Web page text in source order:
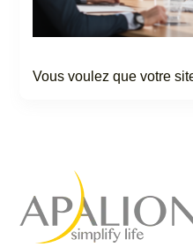
Vous voulez que votre